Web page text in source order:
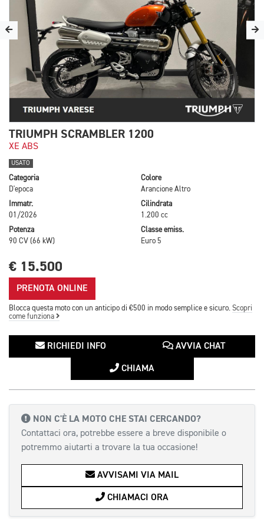
TRIUMPH SCRAMBLER 1200
XE ABS
USATO
Categoria
D'epoca
Colore
Arancione Altro
Immatr.
01/2026
Cilindrata
1.200 cc
Potenza
90 CV (66 kW)
Classe emiss.
Euro 5
€ 15.500
PRENOTA ONLINE
Blocca questa moto con un anticipo di €500 in modo semplice e sicuro. Scopri
come funziona
RICHIEDI INFO AVVIA CHAT
CHIAMA
NON C'È LA MOTO CHE STAI CERCANDO?
Contattaci ora, potrebbe essere a breve disponibile o
potremmo aiutarti a trovare la tua occasione!
AVVISAMI VIA MAIL
CHIAMACI ORA